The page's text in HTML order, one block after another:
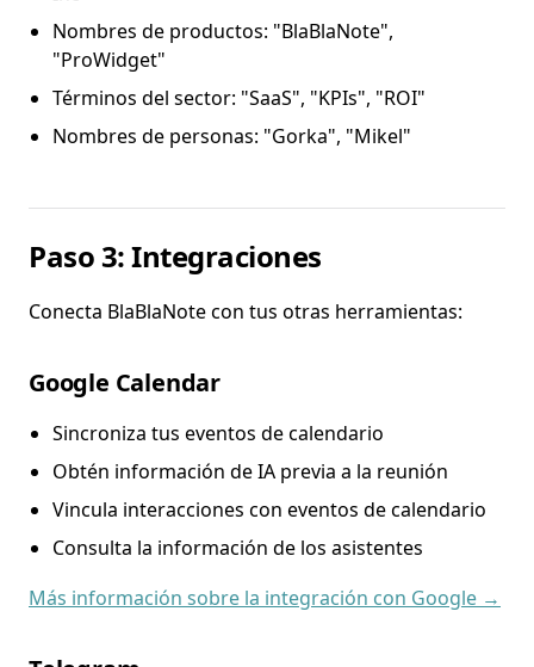
Nombres de productos: "BlaBlaNote",
"ProWidget"
Términos del sector: "SaaS", "KPIs", "ROI"
Nombres de personas: "Gorka", "Mikel"
Paso 3: Integraciones
Conecta BlaBlaNote con tus otras herramientas:
Google Calendar
Sincroniza tus eventos de calendario
Obtén información de IA previa a la reunión
Vincula interacciones con eventos de calendario
Consulta la información de los asistentes
Más información sobre la integración con Google →